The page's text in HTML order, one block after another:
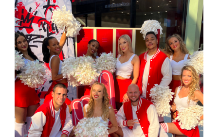
Galerie
Formation
Contact